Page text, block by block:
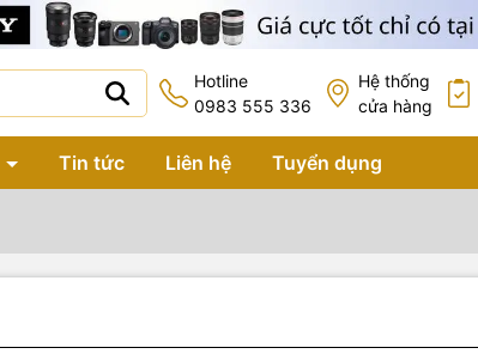
Hotline
0983 555 336
Hệ thống
cửa hàng
Tin tức Liên hệ Tuyển dụng